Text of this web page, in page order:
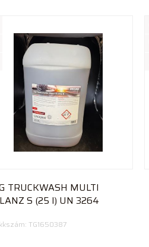
TRUCKWASH MULTI
S (25 l) UN 3264
TG1650387